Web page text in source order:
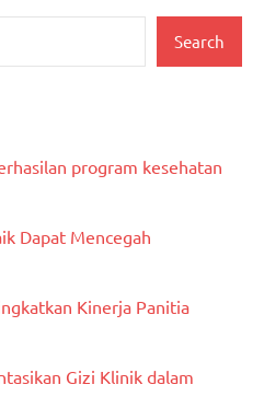
Search
program kesehatan
Dapat Mencegah
Kinerja Panitia
Gizi Klinik dalam